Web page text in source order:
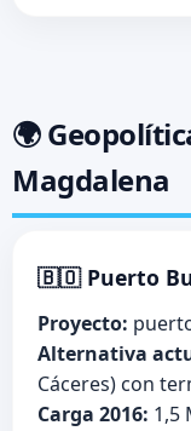
🌍
Magdalena
🇧🇴 Puerto
Proyecto:
Alternativa
Cáceres) con
Carga 2016: 1,5